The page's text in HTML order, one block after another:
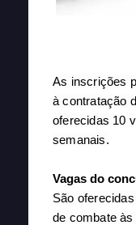
As inscrições
à contratação
oferecidas 10
semanais.
Vagas do
São
de combate às